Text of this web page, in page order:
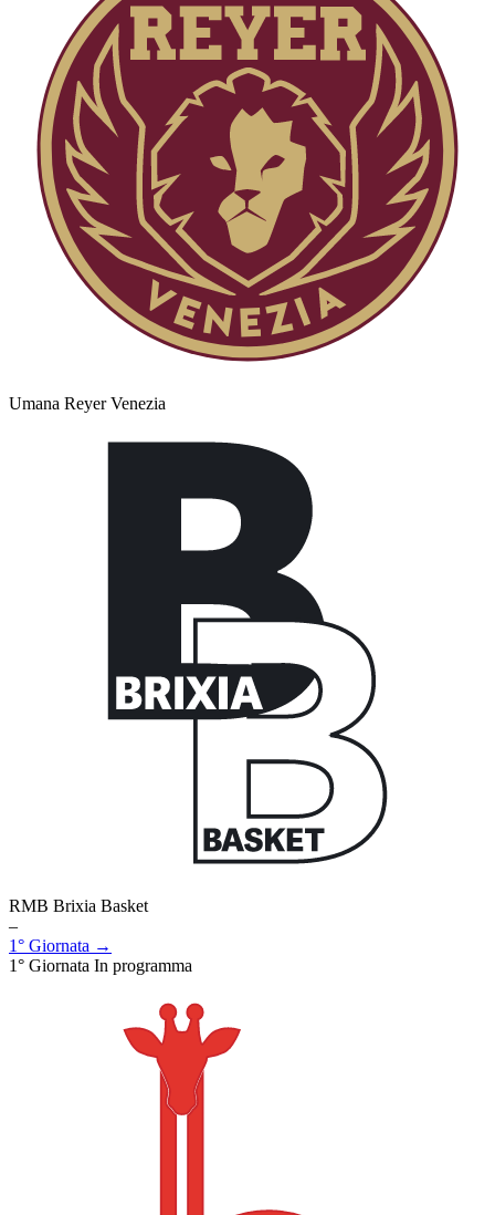
Umana Reyer Venezia
RMB Brixia Basket
–
1° Giornata →
1° Giornata In programma